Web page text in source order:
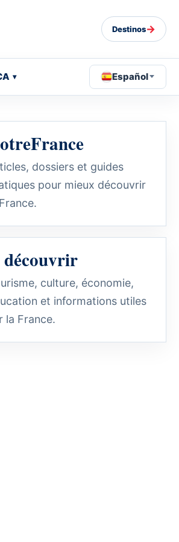
Destinos→
Español
dossiers et guides
pour mieux découvrir
culture, économie,
et informations utiles
la France.